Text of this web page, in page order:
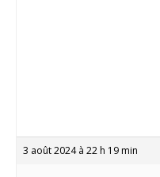
3 août 2024 à 22 h 19 min